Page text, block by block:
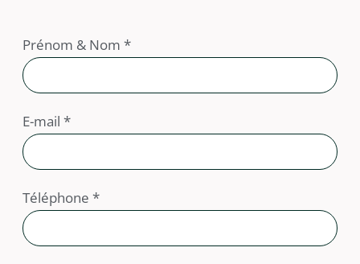
Prénom & Nom *
E-mail *
Téléphone *